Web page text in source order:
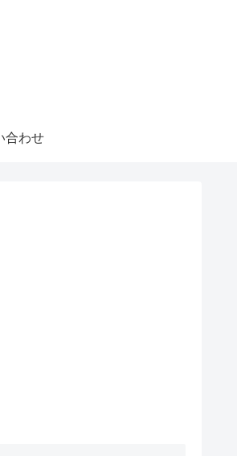
合わせ